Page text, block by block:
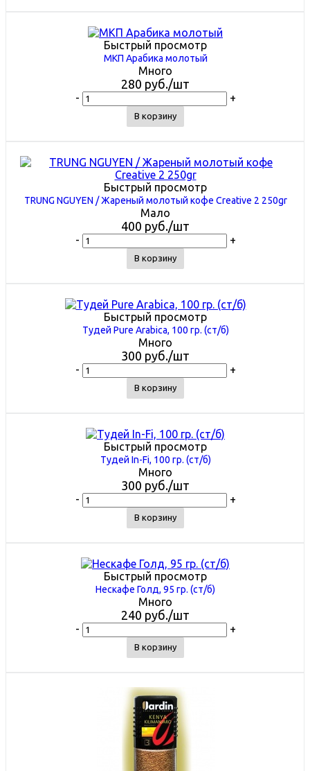
Быстрый просмотр
МКП Арабика молотый
Много
280 руб./шт
- +
В корзину
Быстрый просмотр
TRUNG NGUYEN / Жареный молотый кофе Creative 2 250gr
Мало
400 руб./шт
- +
В корзину
Быстрый просмотр
Тудей Pure Arabica, 100 гр. (ст/б)
Много
300 руб./шт
- +
В корзину
Быстрый просмотр
Тудей In-Fi, 100 гр. (ст/б)
Много
300 руб./шт
- +
В корзину
Быстрый просмотр
Нескафе Голд, 95 гр. (ст/б)
Много
240 руб./шт
- +
В корзину